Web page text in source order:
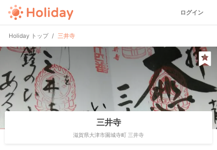
ログイン
Holiday トップ 三井寺
三井寺
滋賀県大津市園城寺町 三井寺